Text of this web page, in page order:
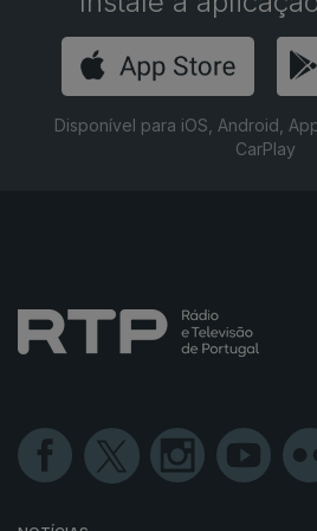
Disponível para iOS, Android,
CarPlay